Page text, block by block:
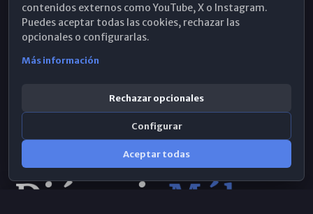
WhatsApp
contenidos externos como YouTube, X o Instagram.
Puedes aceptar todas las cookies, rechazar las
opcionales o configurarlas.
Más información
Rechazar opcionales
Configurar
Aceptar todas